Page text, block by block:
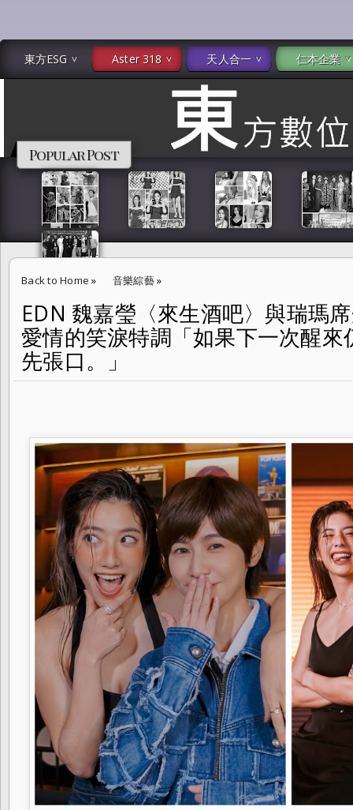
東方ESG Aster 318 天人合一 仁本企業
Popular Post
Back to Home » 音樂綜藝»
EDN 魏嘉瑩〈來生酒吧〉與瑞瑪席丹酷帥調酒師 飲下科幻愛情的笑淚
調酒替我先張口。」
EDN 魏嘉瑩〈來生酒吧〉與瑞瑪
愛情的笑淚特調「如果下一次醒
先張口。」